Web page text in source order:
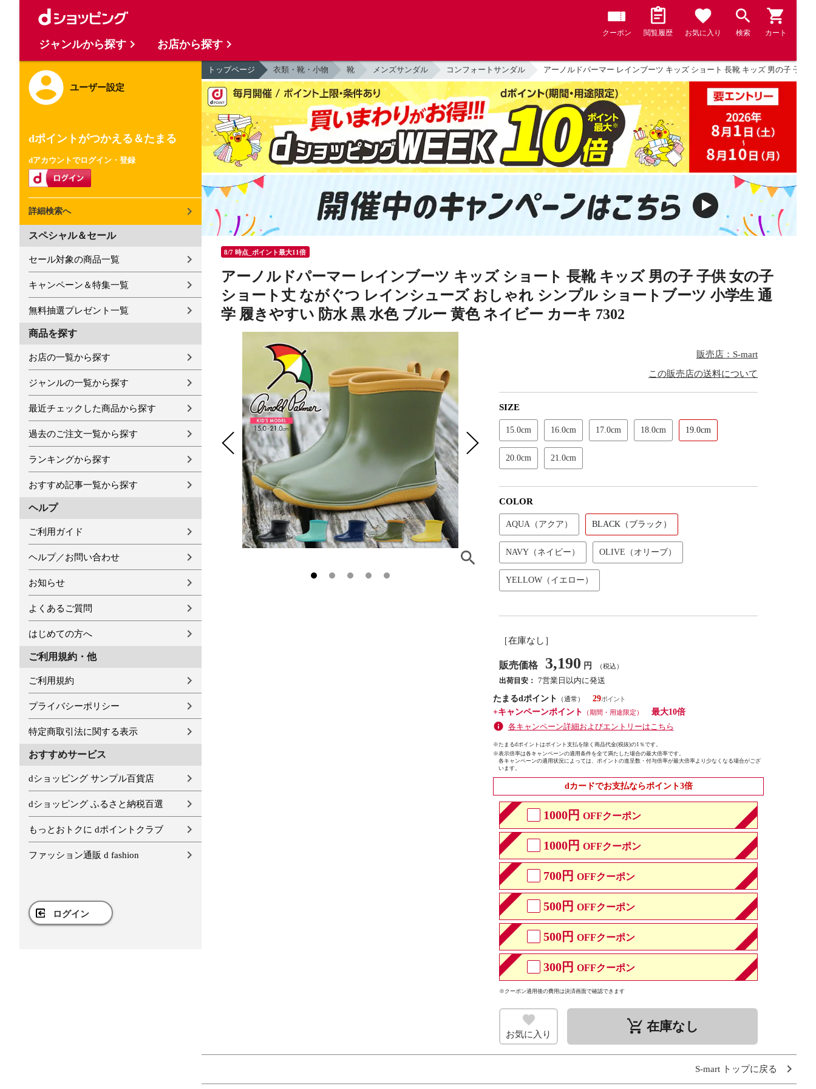
クーポン 閲覧履歴 お気に入り 検索 カート
ユーザー設定
dポイントがつかえる＆たまる
dアカウントでログイン・登録
詳細検索へ
スペシャル＆セール
セール対象の商品一覧
キャンペーン＆特集一覧
無料抽選プレゼント一覧
商品を探す
お店の一覧から探す
ジャンルの一覧から探す
最近チェックした商品から探す
過去のご注文一覧から探す
ランキングから探す
おすすめ記事一覧から探す
ヘルプ
ご利用ガイド
ヘルプ／お問い合わせ
お知らせ
よくあるご質問
はじめての方へ
ご利用規約・他
ご利用規約
プライバシーポリシー
特定商取引法に関する表示
おすすめサービス
dショッピング サンプル百貨店
dショッピング ふるさと納税百選
もっとおトクに dポイントクラブ
ファッション通販 d fashion
ログイン
トップページ 衣類・靴・小物 靴 メンズサンダル コンフォートサンダル アーノルドパーマー レインブーツ キッズ ショート 長靴 キッズ 男の子 子
8/7 時点_ポイント最大11倍
アーノルドパーマー レインブーツ キッズ ショート 長靴 キッズ 男の子 子供 女の子
ショート丈 ながぐつ レインシューズ おしゃれ シンプル ショートブーツ 小学生 通
学 履きやすい 防水 黒 水色 ブルー 黄色 ネイビー カーキ 7302
販売店：S-mart
この販売店の送料について
SIZE
15.0cm 16.0cm 17.0cm 18.0cm 19.0cm
20.0cm 21.0cm
COLOR
AQUA（アクア） BLACK（ブラック）
NAVY（ネイビー） OLIVE（オリーブ）
YELLOW（イエロー）
［在庫なし］
販売価格 3,190 円 （税込）
出荷目安： 7営業日以内に発送
たまるdポイント
（通常）
29
+キャンペーンポイント
（期間・用途限定）
最大10倍
各キャンペーン詳細およびエントリーはこちら
※たまるdポイントはポイント支払を除く商品代金(税抜)の1％です。
※表示倍率は各キャンペーンの適用条件を全て満たした場合の最大倍率です。
各キャンペーンの適用状況によっては、ポイントの進呈数・付与倍率が最大倍率より少なくなる場合がござ
います。
dカードでお支払ならポイント3倍
1000円 OFFクーポン
1000円 OFFクーポン
700円 OFFクーポン
500円 OFFクーポン
500円 OFFクーポン
300円 OFFクーポン
※クーポン適用後の費用は決済画面で確認できます
お気に入り remove_shopping_cart 在庫なし
S-mart トップに戻る
ジャンルから探す お店から探す